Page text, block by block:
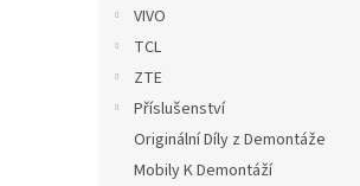
VIVO
TCL
ZTE
Příslušenství
Originální Díly z Demontáže
Mobily K Demontáží